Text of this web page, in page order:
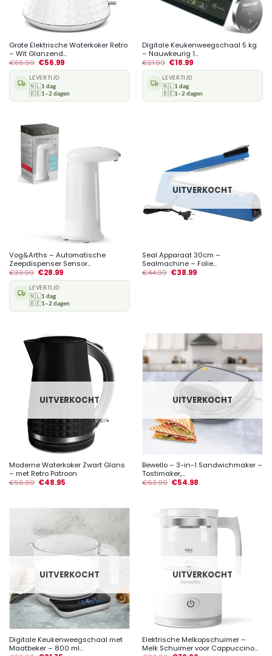
Grote Elektrische Waterkoker Retro
– Wit Glanzend...
€65.99 €56.99
LEVERTIJD
🇳🇱1 dag
🇧🇪1–2 dagen
Digitale Keukenweegschaal 5 kg
– Nauwkeurig 1...
€21.99 €18.99
LEVERTIJD
🇳🇱1 dag
🇧🇪1–2 dagen
Vog&Arths – Automatische
Zeepdispenser Sensor...
€33.99 €28.99
LEVERTIJD
🇳🇱1 dag
🇧🇪1–2 dagen
UITVERKOCHT
Seal Apparaat 30cm –
Sealmachine – Folie...
€44.99 €38.99
UITVERKOCHT
Moderne Waterkoker Zwart Glans
– met Retro Patroon
€56.99 €48.95
UITVERKOCHT
Bewello – 3-in-1 Sandwichmaker –
Tostimaker,...
€63.99 €54.98
UITVERKOCHT
Digitale Keukenweegschaal met
Maatbeker – 800 ml...
UITVERKOCHT
Elektrische Melkopschuimer –
Melk Schuimer voor Cappuccino...